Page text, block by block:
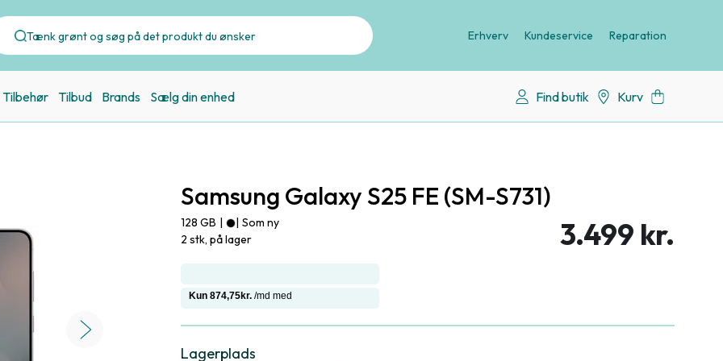
Erhverv Kundeservice Reparation
Tilbehør Tilbud Brands Sælg din enhed Find butik Kurv
Samsung Galaxy S25 FE (SM-S731)
128 GB | | Som ny
2 stk, på lager
3.499 kr.
Lagerplads